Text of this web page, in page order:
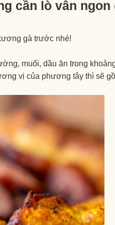
cần lò vẫn
gà trước nhé!
muối, dầu ăn trong
vị của phương tây thì sẽ